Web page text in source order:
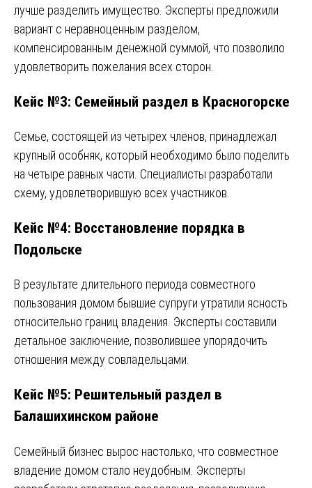
лучше разделить имущество. Эксперты предложили
вариант с неравноценным разделом,
компенсированным денежной суммой, что позволило
удовлетворить пожелания всех сторон.
Кейс №3: Семейный раздел в Красногорске
Семье, состоящей из четырех членов, принадлежал
крупный особняк, который необходимо было поделить
на четыре равных части. Специалисты разработали
схему, удовлетворившую всех участников.
Кейс №4: Восстановление порядка в
Подольске
В результате длительного периода совместного
пользования домом бывшие супруги утратили ясность
относительно границ владения. Эксперты составили
детальное заключение, позволившее упорядочить
отношения между совладельцами.
Кейс №5: Решительный раздел в
Балашихинском районе
Семейный бизнес вырос настолько, что совместное
владение домом стало неудобным. Эксперты